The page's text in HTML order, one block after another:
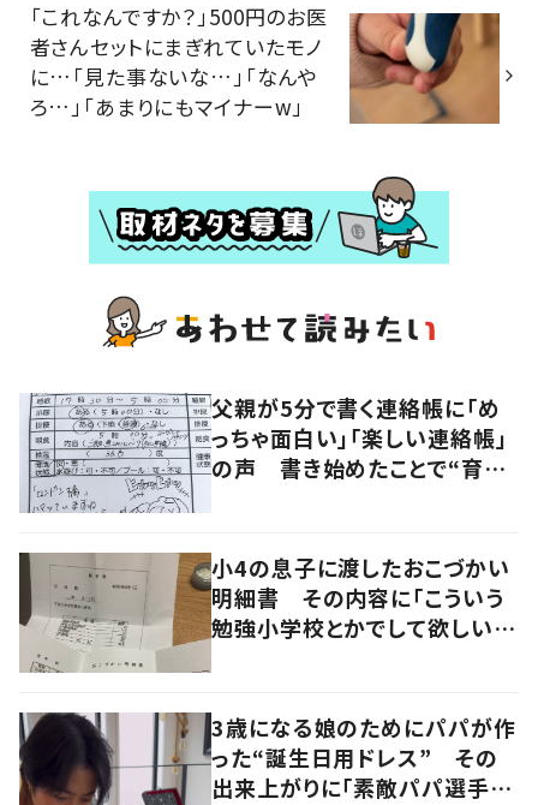
「これなんですか？」500円のお医
者さんセットにまぎれていたモノ
に…「見た事ないな…」「なんや
ろ…」「あまりにもマイナーw」
父親が5分で書く連絡帳に「め
っちゃ面白い」「楽しい連絡帳」
の声 書き始めたことで“育児
小4の息子に渡したおこづかい
明細書 その内容に「こういう
勉強小学校とかでして欲しい」
3歳になる娘のためにパパが作
った“誕生日用ドレス” その
出来上がりに「素敵パパ選手権